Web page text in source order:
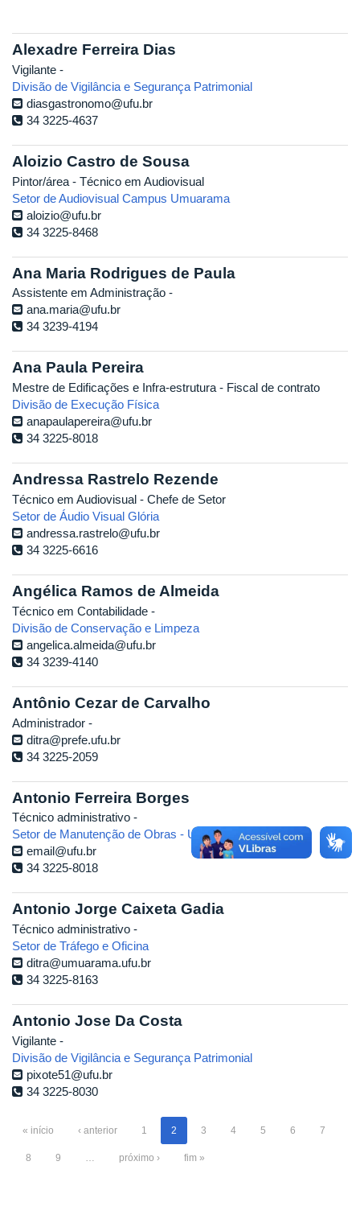
Alexadre Ferreira Dias
Vigilante -
Divisão de Vigilância e Segurança Patrimonial
diasgastronomo@ufu.br
34 3225-4637
Aloizio Castro de Sousa
Pintor/área - Técnico em Audiovisual
Setor de Audiovisual Campus Umuarama
aloizio@ufu.br
34 3225-8468
Ana Maria Rodrigues de Paula
Assistente em Administração -
ana.maria@ufu.br
34 3239-4194
Ana Paula Pereira
Mestre de Edificações e Infra-estrutura - Fiscal de contrato
Divisão de Execução Física
anapaulapereira@ufu.br
34 3225-8018
Andressa Rastrelo Rezende
Técnico em Audiovisual - Chefe de Setor
Setor de Áudio Visual Glória
andressa.rastrelo@ufu.br
34 3225-6616
Angélica Ramos de Almeida
Técnico em Contabilidade -
Divisão de Conservação e Limpeza
angelica.almeida@ufu.br
34 3239-4140
Antônio Cezar de Carvalho
Administrador -
ditra@prefe.ufu.br
34 3225-2059
Antonio Ferreira Borges
Técnico administrativo -
Setor de Manutenção de Obras - Umuarama
email@ufu.br
34 3225-8018
Antonio Jorge Caixeta Gadia
Técnico administrativo -
Setor de Tráfego e Oficina
ditra@umuarama.ufu.br
34 3225-8163
Antonio Jose Da Costa
Vigilante -
Divisão de Vigilância e Segurança Patrimonial
pixote51@ufu.br
34 3225-8030
« início ‹ anterior 1 2 3 4 5 6 7
8 9 … próximo › fim »